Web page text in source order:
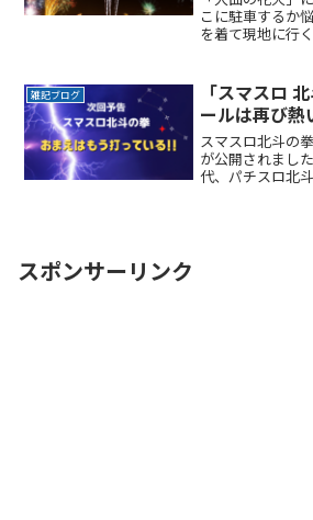
こに駐車するか
を着て現地に行
感が欲しい時間
い駐車場を探す
雑記ブログ
「スマスロ
ールは再び熱
スマスロ北斗の
が公開されまし
代、パチスロ北
スポンサーリンク